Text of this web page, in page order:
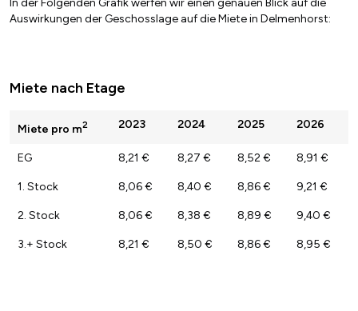
Auswirkungen der Geschosslage auf die Miete in Delmenhorst:
Miete nach Etage
Miete pro m2 2023 2024 2025 2026
EG 8,21 € 8,27 € 8,52 € 8,91 €
1. Stock 8,06 € 8,40 € 8,86 € 9,21 €
2. Stock 8,06 € 8,38 € 8,89 € 9,40 €
3.+ Stock 8,21 € 8,50 € 8,86 € 8,95 €